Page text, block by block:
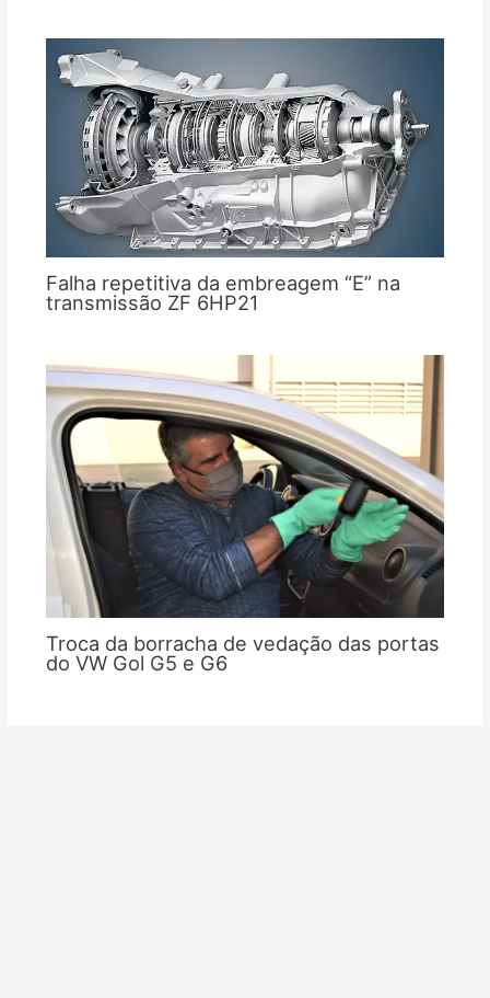
Falha repetitiva da embreagem “E” na
transmissão ZF 6HP21
Troca da borracha de vedação das portas
do VW Gol G5 e G6